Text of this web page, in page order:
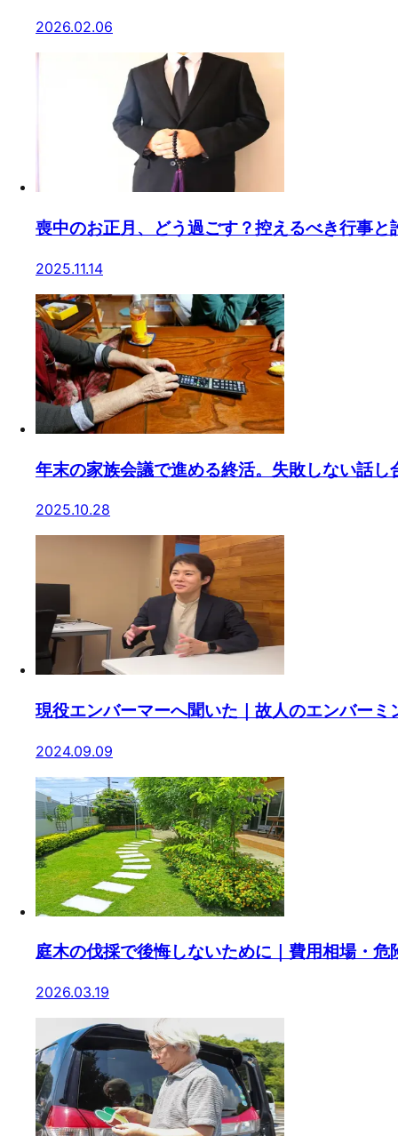
2026.02.06
喪中のお正月、どう過ごす？控えるべき行事と
2025.11.14
年末の家族会議で進める終活。失敗しない話し
2025.10.28
現役エンバーマーへ聞いた｜故人のエンバーミ
2024.09.09
庭木の伐採で後悔しないために｜費用相場・
2026.03.19